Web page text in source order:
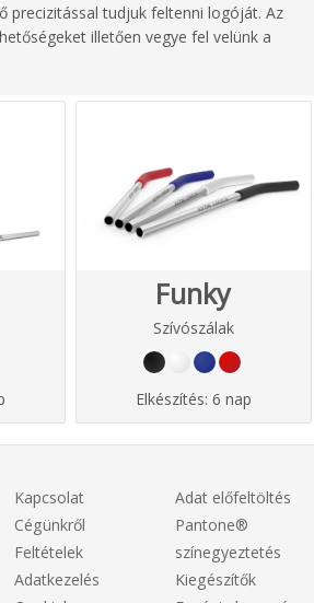
precizitással tudjuk feltenni logóját. Az
illetően vegye fel velünk a
Funky
Szívószálak
Elkészítés: 6 nap
Kapcsolat
Cégünkről
Feltételek
Adatkezelés
Adat előfeltöltés
Pantone®
színegyeztetés
Kiegészítők